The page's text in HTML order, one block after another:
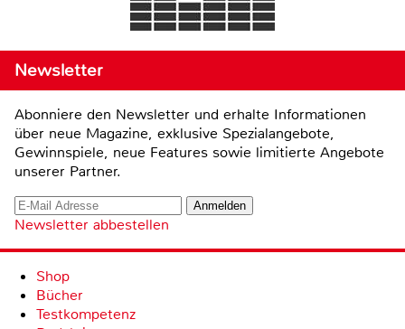
Newsletter
Abonniere den Newsletter und erhalte Informationen
über neue Magazine, exklusive Spezialangebote,
Gewinnspiele, neue Features sowie limitierte Angebote
unserer Partner.
Newsletter abbestellen
Shop
Bücher
Testkompetenz